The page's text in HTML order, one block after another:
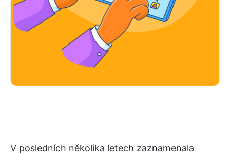
V posledních několika letech zaznamenala